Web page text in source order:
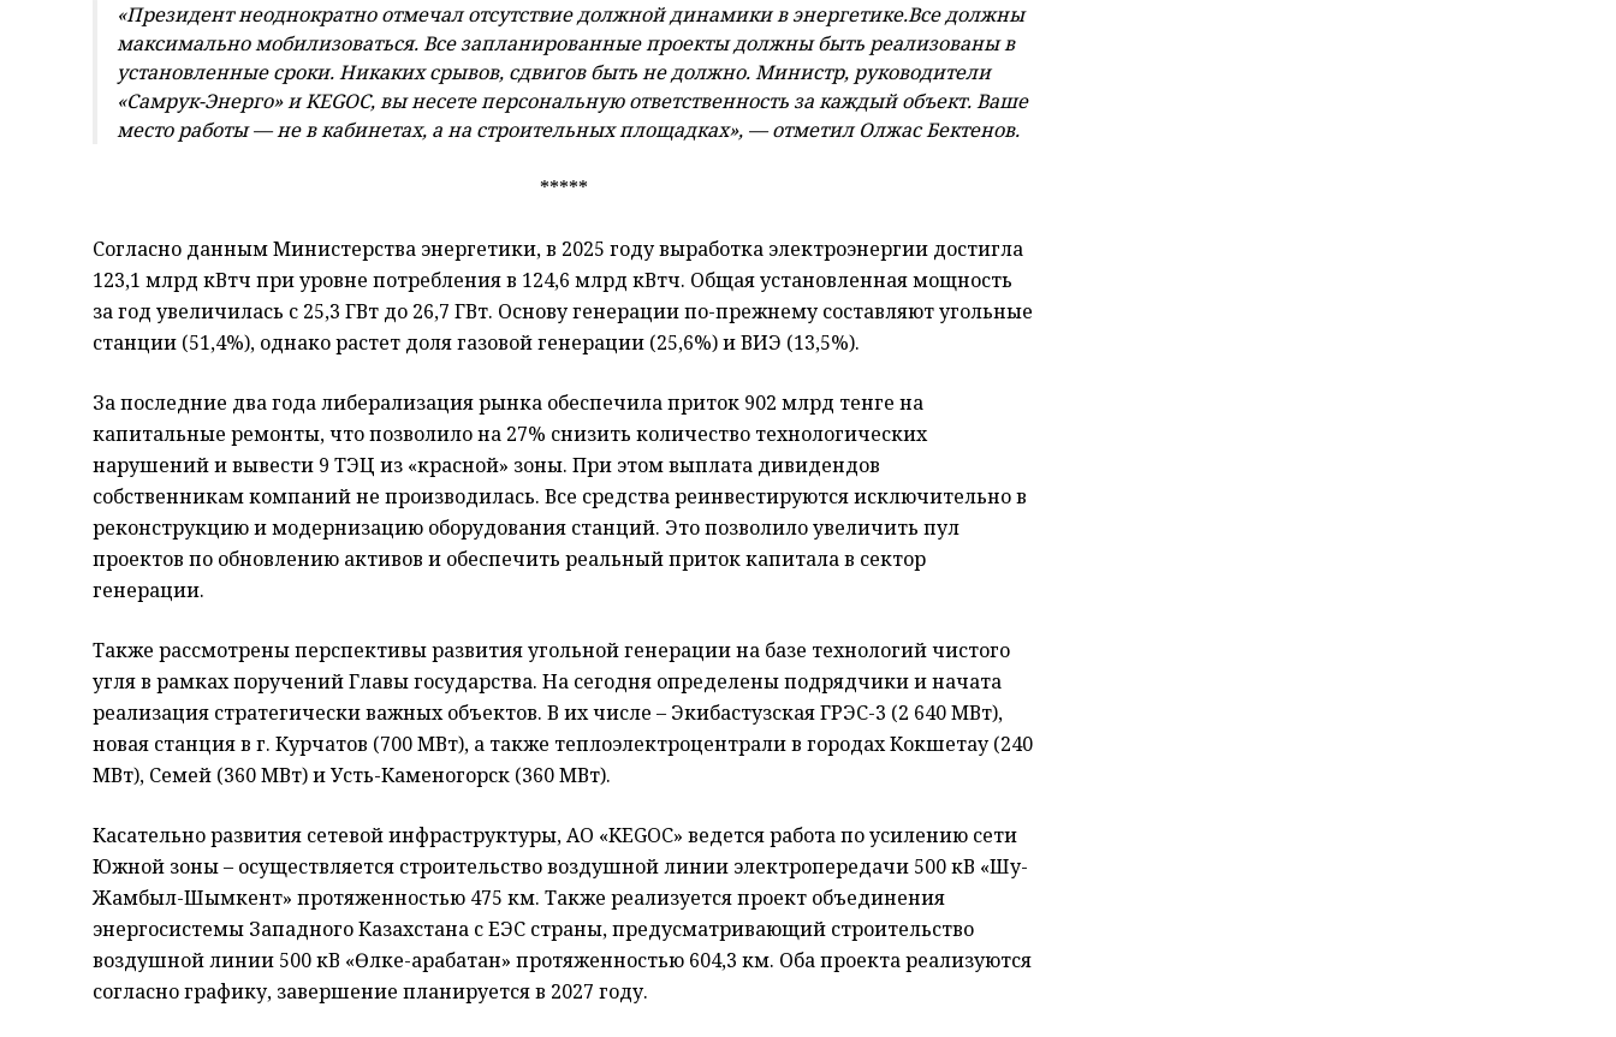
«Президент неоднократно отмечал отсутствие должной динамики в энергетике.Все должны
максимально мобилизоваться. Все запланированные проекты должны быть реализованы в
установленные сроки. Никаких срывов, сдвигов быть не должно. Министр, руководители
«Самрук-Энерго» и KEGOC, вы несете персональную ответственность за каждый объект. Ваше
место работы — не в кабинетах, а на строительных площадках», — отметил Олжас Бектенов.
*****
Согласно данным Министерства энергетики, в 2025 году выработка электроэнергии достигла
123,1 млрд кВтч при уровне потребления в 124,6 млрд кВтч. Общая установленная мощность
за год увеличилась с 25,3 ГВт до 26,7 ГВт. Основу генерации по-прежнему составляют угольные
станции (51,4%), однако растет доля газовой генерации (25,6%) и ВИЭ (13,5%).
За последние два года либерализация рынка обеспечила приток 902 млрд тенге на
капитальные ремонты, что позволило на 27% снизить количество технологических
нарушений и вывести 9 ТЭЦ из «красной» зоны. При этом выплата дивидендов
собственникам компаний не производилась. Все средства реинвестируются исключительно в
реконструкцию и модернизацию оборудования станций. Это позволило увеличить пул
проектов по обновлению активов и обеспечить реальный приток капитала в сектор
генерации.
Также рассмотрены перспективы развития угольной генерации на базе технологий чистого
угля в рамках поручений Главы государства. На сегодня определены подрядчики и начата
реализация стратегически важных объектов. В их числе – Экибастузская ГРЭС-3 (2 640 МВт),
новая станция в г. Курчатов (700 МВт), а также теплоэлектроцентрали в городах Кокшетау (240
МВт), Семей (360 МВт) и Усть-Каменогорск (360 МВт).
Касательно развития сетевой инфраструктуры, АО «KEGOC» ведется работа по усилению сети
Южной зоны – осуществляется строительство воздушной линии электропередачи 500 кВ «Шу-
Жамбыл-Шымкент» протяженностью 475 км. Также реализуется проект объединения
энергосистемы Западного Казахстана с ЕЭС страны, предусматривающий строительство
воздушной линии 500 кВ «Өлке-Қарабатан» протяженностью 604,3 км. Оба проекта реализуются
согласно графику, завершение планируется в 2027 году.